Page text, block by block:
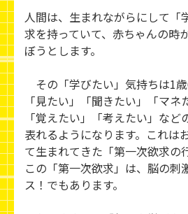
人間は、生まれながらにして「
求を持っていて、赤ちゃんの時
ぼうとします。
その「学びたい」気持ちは1
「見たい」「聞きたい」「マネ
「覚えたい」「考えたい」な
表れるようになります。これは
て生まれてきた「第一次欲求の
この「第一次欲求」は、脳の刺
ス！でもあります。